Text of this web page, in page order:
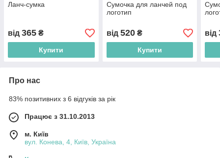
Ланч-сумка
від 365 ₴
Купити
Сумочка для ланчей под
логотип
від 520₴
Купити
від
Про нас
83% позитивних з 6 відгуків за рік
Працює з 31.10.2013
м. Київ
вул. Конева, 4, Київ, Україна